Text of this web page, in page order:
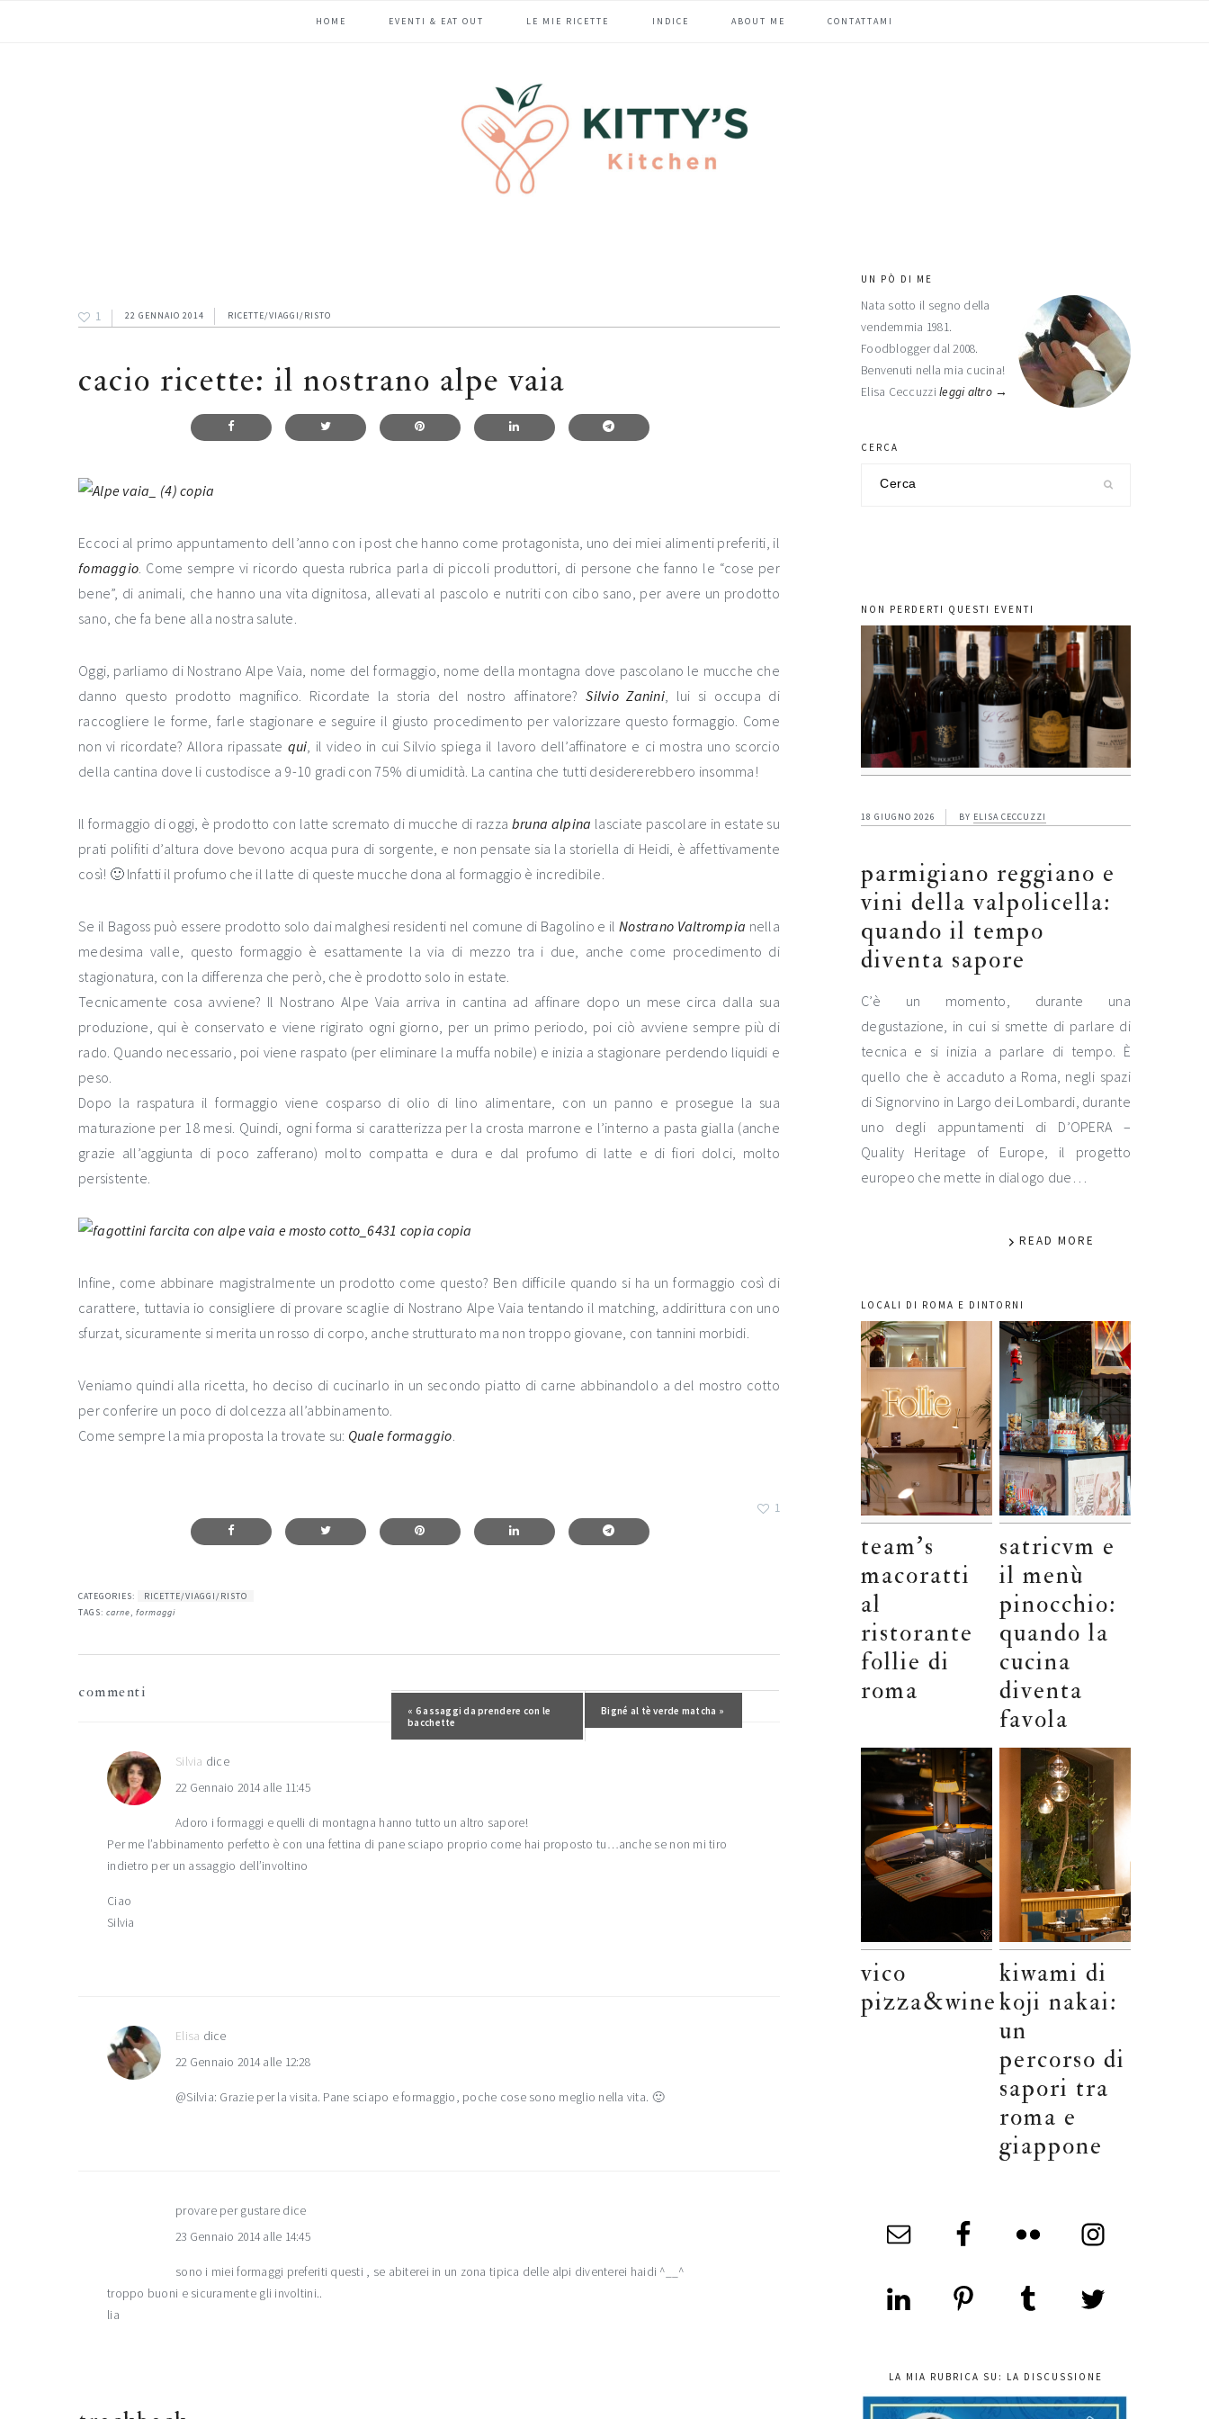
HOME EVENTI & EAT OUT LE MIE RICETTE INDICE ABOUT ME CONTATTAMI
1 22 GENNAIO 2014 RICETTE/VIAGGI/RISTO
cacio ricette: il nostrano alpe vaia
Eccoci al primo appuntamento dell’anno con i post che hanno come protagonista, uno dei miei alimenti preferiti, il
fomaggio. Come sempre vi ricordo questa rubrica parla di piccoli produttori, di persone che fanno le “cose per
bene”, di animali, che hanno una vita dignitosa, allevati al pascolo e nutriti con cibo sano, per avere un prodotto
sano, che fa bene alla nostra salute.
Oggi, parliamo di Nostrano Alpe Vaia, nome del formaggio, nome della montagna dove pascolano le mucche che
danno questo prodotto magnifico. Ricordate la storia del nostro affinatore?Silvio Zanini, lui si occupa di
raccogliere le forme, farle stagionare e seguire il giusto procedimento per valorizzare questo formaggio. Come
non vi ricordate? Allora ripassate qui, il video in cui Silvio spiega il lavoro dell’affinatore e ci mostra uno scorcio
della cantina dove li custodisce a 9-10 gradi con 75% di umidità. La cantina che tutti desidererebbero insomma!
Il formaggio di oggi, è prodotto con latte scremato di mucche di razza bruna alpina lasciate pascolare in estate su
prati polifiti d’altura dove bevono acqua pura di sorgente, e non pensate sia la storiella di Heidi, è affettivamente
così! 🙂 Infatti il profumo che il latte di queste mucche dona al formaggio è incredibile.
Se il Bagoss può essere prodotto solo dai malghesi residenti nel comune di Bagolino e il Nostrano Valtrompia nella
medesima valle, questo formaggio è esattamente la via di mezzo tra i due, anche come procedimento di
stagionatura, con la differenza che però, che è prodotto solo in estate.
Tecnicamente cosa avviene? Il Nostrano Alpe Vaia arriva in cantina ad affinare dopo un mese circa dalla sua
produzione, qui è conservato e viene rigirato ogni giorno, per un primo periodo, poi ciò avviene sempre più di
rado. Quando necessario, poi viene raspato (per eliminare la muffa nobile) e inizia a stagionare perdendo liquidi e
peso.
Dopo la raspatura il formaggio viene cosparso di olio di lino alimentare, con un panno e prosegue la sua
maturazione per 18 mesi. Quindi, ogni forma si caratterizza per la crosta marrone e l’interno a pasta gialla (anche
grazie all’aggiunta di poco zafferano) molto compatta e dura e dal profumo di latte e di fiori dolci, molto
persistente.
Infine, come abbinare magistralmente un prodotto come questo? Ben difficile quando si ha un formaggio così di
carattere, tuttavia io consigliere di provare scaglie di Nostrano Alpe Vaia tentando il matching, addirittura con uno
sfurzat, sicuramente si merita un rosso di corpo, anche strutturato ma non troppo giovane, con tannini morbidi.
Veniamo quindi alla ricetta, ho deciso di cucinarlo in un secondo piatto di carne abbinandolo a del mostro cotto
per conferire un poco di dolcezza all’abbinamento.
Come sempre la mia proposta la trovate su: Quale formaggio.
1
CATEGORIES:
RICETTE/VIAGGI/RISTO
TAGS: carne, formaggi
Post precedente:
« 6 assaggi da prendere con le
bacchette
Post successivo:
Bigné al tè verde matcha »
del
commenti
Silvia dice
22 Gennaio 2014 alle 11:45
Adoro i formaggi e quelli di montagna hanno tutto un altro sapore!
Per me l’abbinamento perfetto è con una fettina di pane sciapo proprio come hai proposto tu…anche se non mi tiro
indietro per un assaggio dell’involtino
Ciao
Silvia
Elisa dice
22 Gennaio 2014 alle 12:28
@Silvia: Grazie per la visita. Pane sciapo e formaggio, poche cose sono meglio nella vita. 🙂
provare per gustare dice
23 Gennaio 2014 alle 14:45
sono i miei formaggi preferiti questi , se abiterei in un zona tipica delle alpi diventerei haidi ^__^
troppo buoni e sicuramente gli involtini..
lia
barra
laterale
primaria
UN PÒ DI ME
Nata sotto il segno della
vendemmia 1981.
Foodblogger dal 2008.
Benvenuti nella mia cucina!
Elisa Ceccuzzileggi altro →
CERCA
NON PERDERTI QUESTI EVENTI
18 GIUGNO 2026 BY ELISA CECCUZZI
parmigiano reggiano e
vini della valpolicella:
quando il tempo
diventa sapore
C’è un momento, durante una
degustazione, in cui si smette di parlare di
tecnica e si inizia a parlare di tempo. È
quello che è accaduto a Roma, negli spazi
di Signorvino in Largo dei Lombardi, durante
uno degli appuntamenti di D’OPERA –
Quality Heritage of Europe, il progetto
europeo che mette in dialogo due…
READ MORE
LOCALI DI ROMA E DINTORNI
team’s
macoratti
al
ristorante
follie di
roma
satricvm e
il menù
pinocchio:
quando la
cucina
diventa
favola
vico
pizza&wine
kiwami di
koji nakai:
un
percorso di
sapori tra
roma e
giappone
LA MIA RUBRICA SU: LA DISCUSSIONE